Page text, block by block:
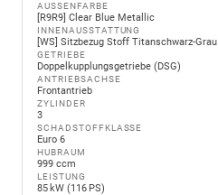
AUSSENFARBE
[R9R9] Clear Blue Metallic
INNENAUSSTATTUNG
[WS] Sitzbezug Stoff Titanschwarz-Grau
GETRIEBE
Doppelkupplungsgetriebe (DSG)
ANTRIEBSACHSE
Frontantrieb
ZYLINDER
3
SCHADSTOFFKLASSE
Euro 6
HUBRAUM
999 ccm
LEISTUNG
85 kW (116 PS)